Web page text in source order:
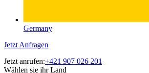
Germany
Jetzt Anfragen
Jetzt anrufen:+421 907 026 201
Wählen sie ihr Land